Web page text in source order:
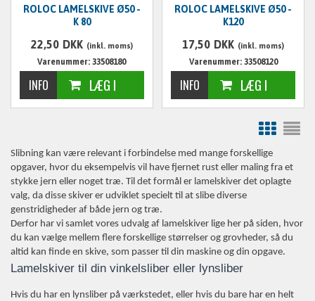
ROLOC LAMELSKIVE Ø50 -
K 80
22,50 DKK (inkl. moms)
Varenummer: 33508180
ROLOC LAMELSKIVE Ø50 -
K120
17,50 DKK (inkl. moms)
Varenummer: 33508120
Slibning kan være relevant i forbindelse med mange forskellige
opgaver, hvor du eksempelvis vil have fjernet rust eller maling fra et
stykke jern eller noget træ. Til det formål er lamelskiver det oplagte
valg, da disse skiver er udviklet specielt til at slibe diverse
genstridigheder af både jern og træ.
Derfor har vi samlet vores udvalg af lamelskiver lige her på siden, hvor
du kan vælge mellem flere forskellige størrelser og grovheder, så du
altid kan finde en skive, som passer til din maskine og din opgave.
Lamelskiver til din vinkelsliber eller lynsliber
Hvis du har en lynsliber på værkstedet, eller hvis du bare har en helt